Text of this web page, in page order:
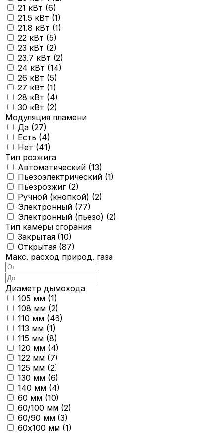
21 кВт (6)
21.5 кВт (1)
21.8 кВт (1)
22 кВт (5)
23 кВт (2)
23.7 кВт (2)
24 кВт (14)
26 кВт (5)
27 кВт (1)
28 кВт (4)
30 кВт (2)
Модуляция пламени
Да (27)
Есть (4)
Нет (41)
Тип розжига
Автоматический (13)
Пьезоэлектрический (1)
Пьезрозжиг (2)
Ручной (кнопкой) (2)
Электронный (77)
Электронный (пьезо) (2)
Тип камеры сгорания
Закрытая (10)
Открытая (87)
Макс. расход природ. газа
Диаметр дымохода
105 мм (1)
108 мм (2)
110 мм (46)
113 мм (1)
115 мм (8)
120 мм (4)
122 мм (7)
125 мм (2)
130 мм (6)
140 мм (4)
60 мм (10)
60/100 мм (2)
60/90 мм (3)
60х100 мм (1)